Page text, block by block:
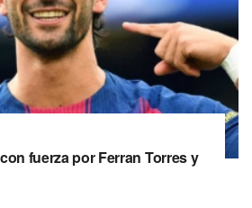
fuerza por Ferran Torres y